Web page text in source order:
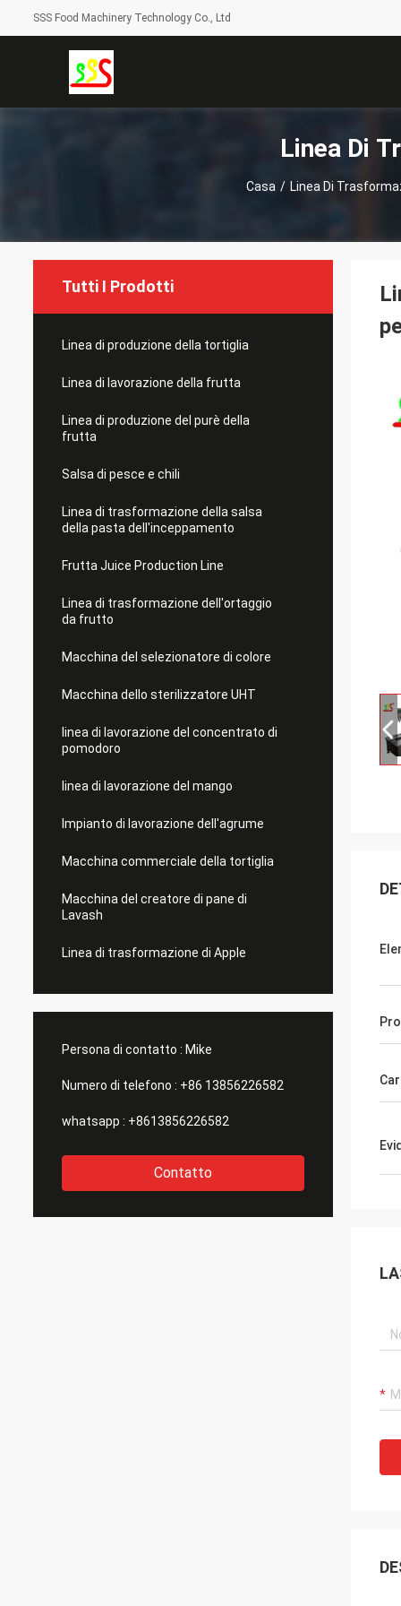
SSS Food Machinery Technology Co., Ltd
Linea Di
Casa / Linea Di
Tutti I Prodotti
Linea di produzione della tortiglia
Linea di lavorazione della frutta
Linea di produzione del purè della
frutta
Salsa di pesce e chili
Linea di trasformazione della salsa
della pasta dell'inceppamento
Frutta Juice Production Line
Linea di trasformazione dell'ortaggio
da frutto
Macchina del selezionatore di colore
Macchina dello sterilizzatore UHT
linea di lavorazione del concentrato di
pomodoro
linea di lavorazione del mango
Impianto di lavorazione dell'agrume
Macchina commerciale della tortiglia
Macchina del creatore di pane di
Lavash
Linea di trasformazione di Apple
Persona di contatto : Mike
Numero di telefono : +86 13856226582
whatsapp : +8613856226582
Contatto